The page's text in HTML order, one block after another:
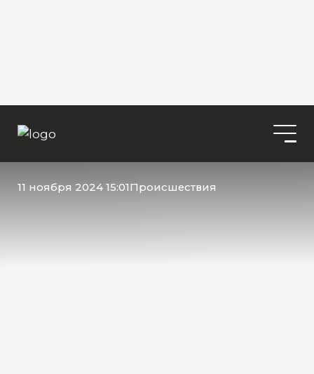
11 ноября 2024 15:01Происшествия